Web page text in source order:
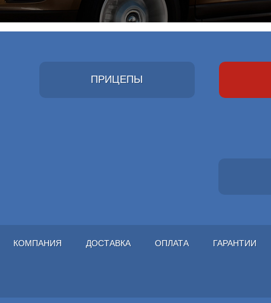
ПРИЦЕПЫ
КОМПАНИЯ ДОСТАВКА ОПЛАТА ГАРАНТИИ